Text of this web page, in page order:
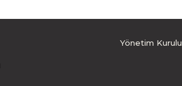
Yönetim Kurulu